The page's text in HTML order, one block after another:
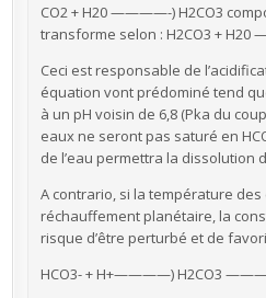
CO2 + H20 ————-) H2CO3
transforme selon : H2CO3 + H20
Ceci est responsable de
équation vont prédominé tend
à un pH voisin de 6,8 (Pka du
eaux ne seront pas saturé en
de l’eau permettra la dissolution
A contrario, si la température
réchauffement planétaire, la
risque d’être perturbé et de
HCO3- + H+————) H2CO3